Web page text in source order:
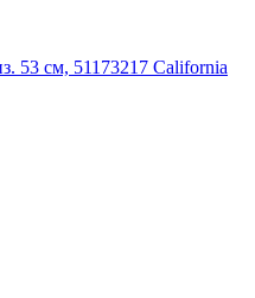
53 см, 51173217 California